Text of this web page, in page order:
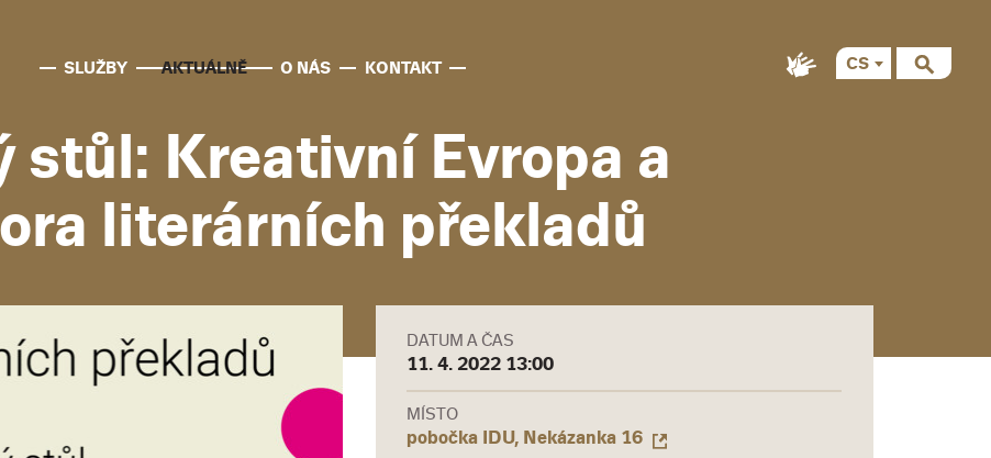
SLUŽBY AKTUÁLNĚ O NÁS KONTAKT CS
stůl: Kreativní Evropa a
literárních překladů
DATUM A ČAS
11. 4. 2022 13:00
MÍSTO
pobočka IDU, Nekázanka 16